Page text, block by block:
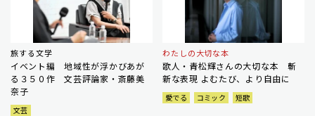
旅する文学
イベント編 地域性が浮かびあが
る３５０作 文芸評論家・斎藤美
奈子
文芸
わたしの大切な本
歌人・青松輝さんの大切な本 斬
新な表現 よむたび、より自由に
愛でる コミック 短歌